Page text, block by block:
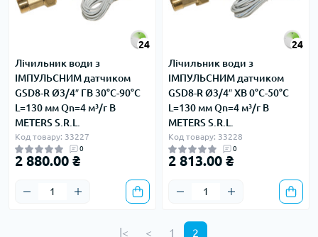
24
Лічильник води з
ІМПУЛЬСНИМ датчиком
GSD8-R Ø3/4″ ГВ 30°С-90°С
L=130 мм Qn=4 м³/г B
METERS S.R.L.
Код товару: 33227
0
2 880.00 ₴
24
Лічильник води з
ІМПУЛЬСНИМ датчиком
GSD8-R Ø3/4″ ХВ 0°С-50°С
L=130 мм Qn=4 м³/г B
METERS S.R.L.
Код товару: 33228
0
2 813.00 ₴
|< < 1 2